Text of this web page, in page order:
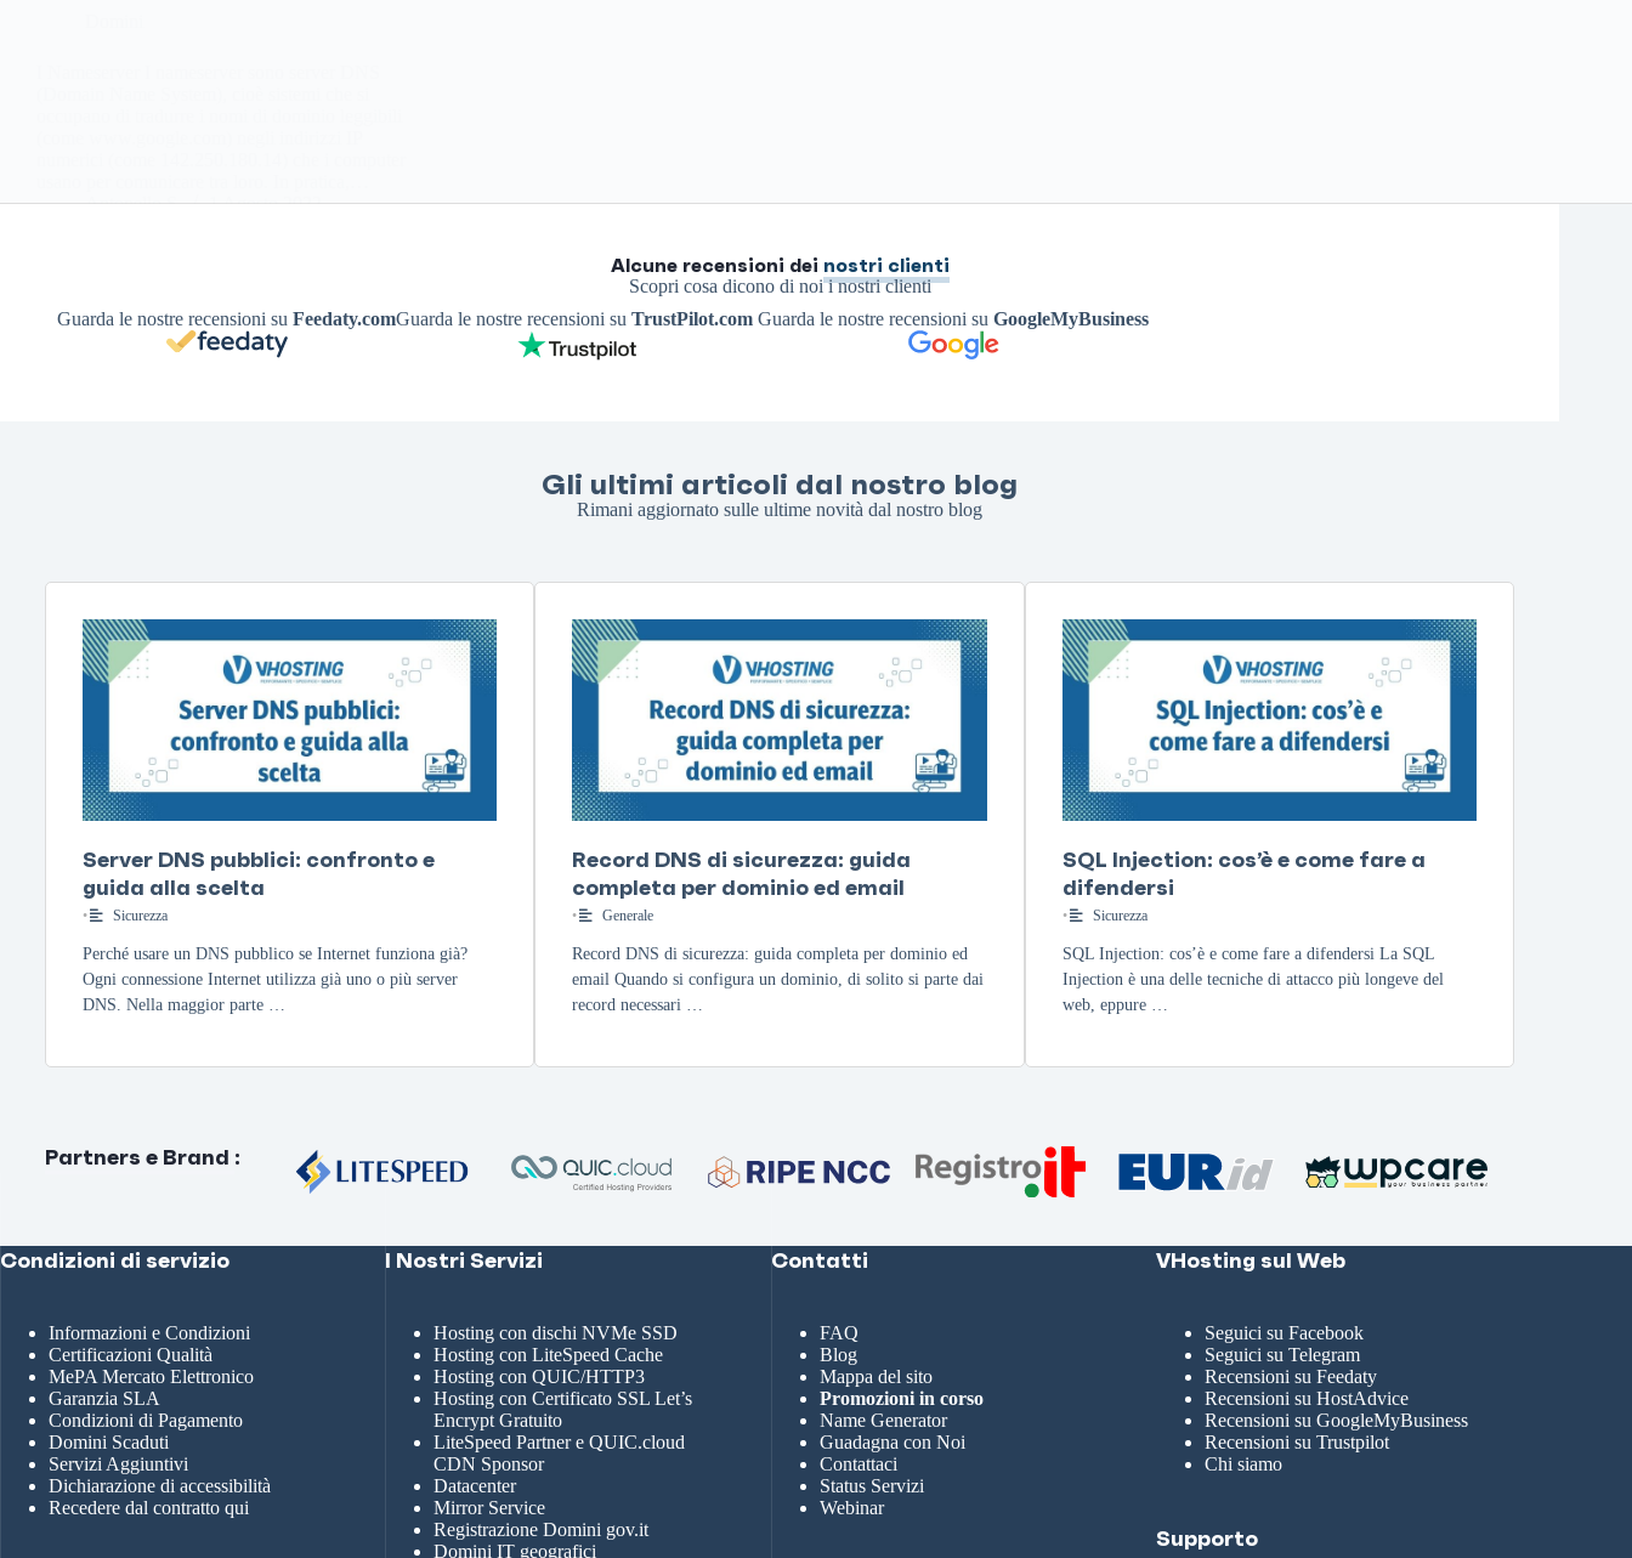
Antonello S.
1 Agosto 2022
Alcune recensioni dei nostri clienti
Scopri cosa dicono di noi i nostri clienti
Guarda le nostre recensioni suFeedaty.comGuarda le nostre recensioni suTrustPilot.com Guarda le nostre recensioni suGoogleMyBusiness
Gli ultimi articoli dal nostro blog
Rimani aggiornato sulle ultime novità dal nostro blog
Server DNS pubblici: confronto e
guida alla scelta
• Sicurezza
Perché usare un DNS pubblico se Internet funziona già?
Ogni connessione Internet utilizza già uno o più server
DNS. Nella maggior parte …
Record DNS di sicurezza: guida
completa per dominio ed email
• Generale
Record DNS di sicurezza: guida completa per dominio ed
email Quando si configura un dominio, di solito si parte dai
record necessari …
SQL Injection: cos’è e come fare a
difendersi
• Sicurezza
SQL Injection: cos’è e come fare a difendersi La SQL
Injection è una delle tecniche di attacco più longeve del
web, eppure …
Partners e Brand :
Condizioni di servizio
Informazioni e Condizioni
Certificazioni Qualità
MePA Mercato Elettronico
Garanzia SLA
Condizioni di Pagamento
Domini Scaduti
Servizi Aggiuntivi
Dichiarazione di accessibilità
Recedere dal contratto qui
I Nostri Servizi
Hosting con dischi NVMe SSD
Hosting con LiteSpeed Cache
Hosting con QUIC/HTTP3
Hosting con Certificato SSL Let’s
Encrypt Gratuito
LiteSpeed Partner e QUIC.cloud
CDN Sponsor
Datacenter
Mirror Service
Registrazione Domini gov.it
Domini IT geografici
Contatti
FAQ
Blog
Mappa del sito
Promozioni in corso
Name Generator
Guadagna con Noi
Contattaci
Status Servizi
Webinar
VHosting sul Web
Seguici su Facebook
Seguici su Telegram
Recensioni su Feedaty
Recensioni su HostAdvice
Recensioni su GoogleMyBusiness
Recensioni su Trustpilot
Chi siamo
Supporto